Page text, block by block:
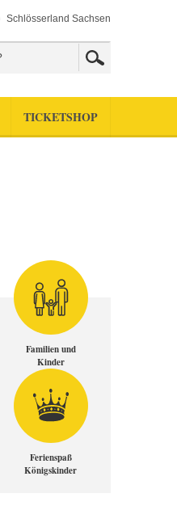
Schlösserland Sachsen
TICKETSHOP
Familien und
Kinder
Ferienspaß
Königskinder